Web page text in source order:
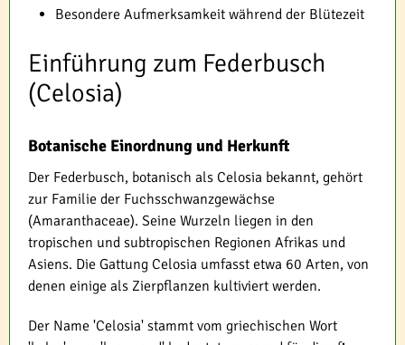
Besondere Aufmerksamkeit während der Blütezeit
Einführung zum Federbusch
(Celosia)
Botanische Einordnung und Herkunft
Der Federbusch, botanisch als Celosia bekannt, gehört
zur Familie der Fuchsschwanzgewächse
(Amaranthaceae). Seine Wurzeln liegen in den
tropischen und subtropischen Regionen Afrikas und
Asiens. Die Gattung Celosia umfasst etwa 60 Arten, von
denen einige als Zierpflanzen kultiviert werden.
Der Name 'Celosia' stammt vom griechischen Wort